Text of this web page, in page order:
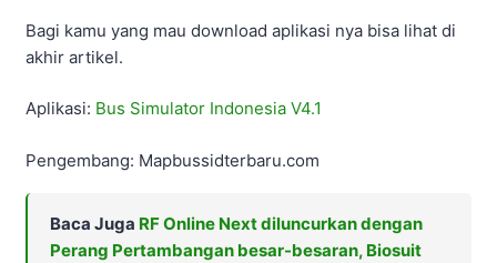
Bagi kamu yang mau download aplikasi nya bisa lihat di
akhir artikel.
Aplikasi: Bus Simulator Indonesia V4.1
Pengembang: Mapbussidterbaru.com
Baca Juga RF Online Next diluncurkan dengan
Perang Pertambangan besar-besaran, Biosuit